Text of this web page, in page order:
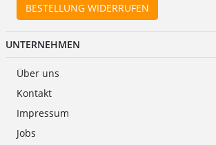
BESTELLUNG WIDERRUFEN
UNTERNEHMEN
Über uns
Kontakt
Impressum
Jobs